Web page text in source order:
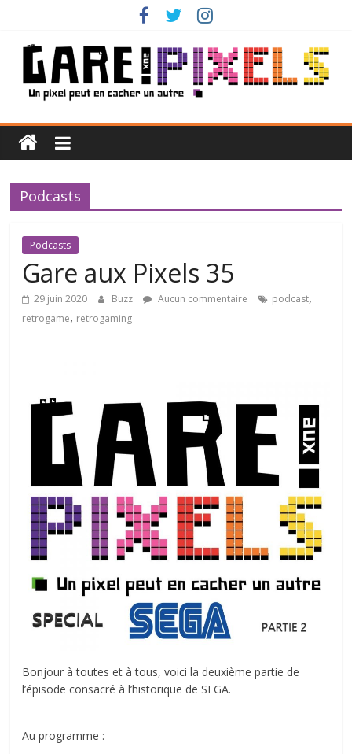
contenu
Gare
aux
Pixels
pixel
peut
en
cacher
Podcasts
Podcasts
Gare aux Pixels 35
29 juin 2020 Buzz Aucun commentaire podcast,
retrogame, retrogaming
Bonjour à toutes et à tous, voici la deuxième partie de
l’épisode consacré à l’historique de SEGA.
Au programme :